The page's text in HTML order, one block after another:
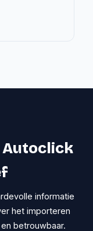
Autoclick
informatie
het importeren
betrouwbaar.